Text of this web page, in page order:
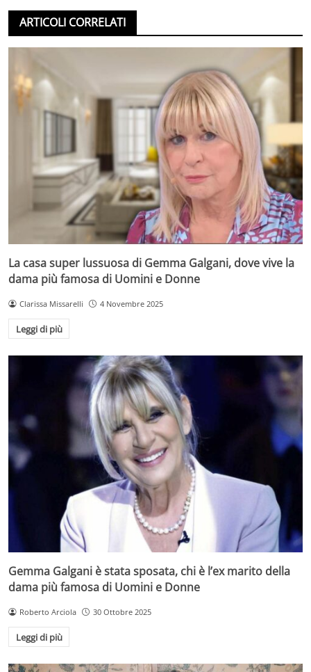
ARTICOLI CORRELATI
La casa super lussuosa di Gemma Galgani, dove vive la
dama più famosa di Uomini e Donne
Clarissa Missarelli 4 Novembre 2025
Leggi di più
Gemma Galgani è stata sposata, chi è l’ex marito della
dama più famosa di Uomini e Donne
Roberto Arciola 30 Ottobre 2025
Leggi di più